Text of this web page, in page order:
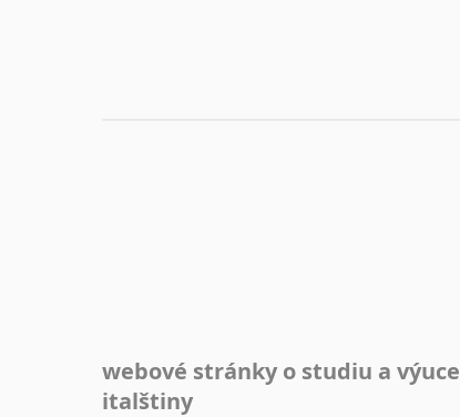
webové stránky o studiu a výuce
italštiny